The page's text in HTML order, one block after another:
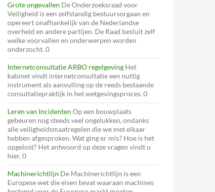
Grote ongevallen De Onderzoeksraad voor
Veiligheid is een zelfstandig bestuursorgaan en
opereert onafhankelijk van de Nederlandse
overheid en andere partijen. De Raad besluit zelf
welke voorvallen en onderwerpen worden
onderzocht. 0
Internetconsultatie ARBO regelgeving Het
kabinet vindt internetconsultatie een nuttig
instrument als aanvulling op de reeds bestaande
consultatiepraktijk in het wetgevingsproces. 0
Leren van Incidenten Op een bouwplaats
gebeuren nog steeds veel ongelukken, ondanks
alle veiligheidsmaatregelen die we met elkaar
hebben afgesproken. Wat ging er mis? Hoe is het
opgelost? Het antwoord op deze vragen vindt u
hier. 0
Machinerichtlijn De Machinerichtlijn is een
Europese wet die eisen bevat waaraan machines